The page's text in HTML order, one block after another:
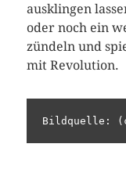
ausklingen
oder noch ein
zündeln und
mit Revolution.
Bildquelle: